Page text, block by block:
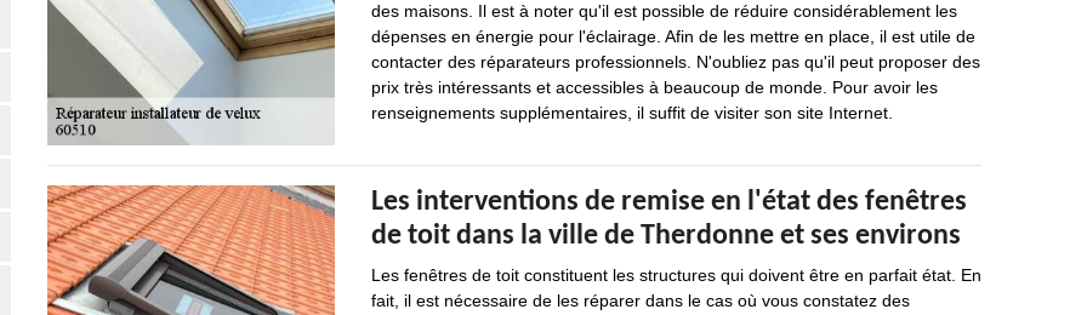
des maisons. Il est à noter qu'il est possible de réduire considérablement les
dépenses en énergie pour l'éclairage. Afin de les mettre en place, il est utile de
contacter des réparateurs professionnels. N'oubliez pas qu'il peut proposer des
prix très intéressants et accessibles à beaucoup de monde. Pour avoir les
renseignements supplémentaires, il suffit de visiter son site Internet.
Les interventions de remise en l'état des fenêtres
de toit dans la ville de Therdonne et ses environs
Les fenêtres de toit constituent les structures qui doivent être en parfait état. En
fait, il est nécessaire de les réparer dans le cas où vous constatez des